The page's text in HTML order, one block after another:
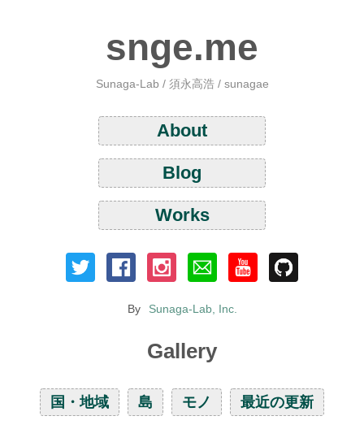
snge.me
Sunaga-Lab / 須永高浩 / sunagae
About
Blog
Works
By Sunaga-Lab, Inc.
Gallery
国・地域 島 モノ 最近の更新